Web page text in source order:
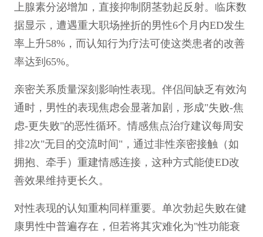
上腺素分泌增加，直接抑制阴茎勃起反射。临床数
据显示，遭遇重大职场挫折的男性6个月内ED发生
率上升58%，而认知行为疗法可使这类患者的改善
率达到65%。
亲密关系质量深刻影响性表现。伴侣间缺乏有效沟
通时，男性的表现焦虑会显著加剧，形成"失败-焦
虑-更失败"的恶性循环。情感焦点治疗建议每周安
排2次"无目的交流时间"，通过非性亲密接触（如
拥抱、牵手）重建情感连接，这种方式能使ED改
善效果维持更长久。
对性表现的认知重构同样重要。单次勃起失败在健
康男性中普遍存在，但若将其灾难化为"性功能衰